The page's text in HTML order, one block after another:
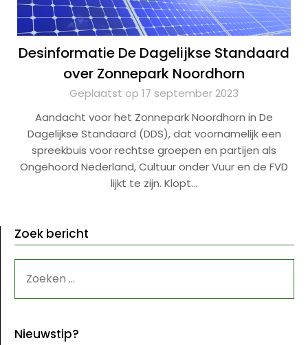
Desinformatie De Dagelijkse Standaard
over Zonnepark Noordhorn
Geplaatst op 17 september 2023
Aandacht voor het Zonnepark Noordhorn in De
Dagelijkse Standaard (DDS), dat voornamelijk een
spreekbuis voor rechtse groepen en partijen als
Ongehoord Nederland, Cultuur onder Vuur en de FVD
lijkt te zijn. Klopt…
Zoek bericht
NAAR:
Nieuwstip?